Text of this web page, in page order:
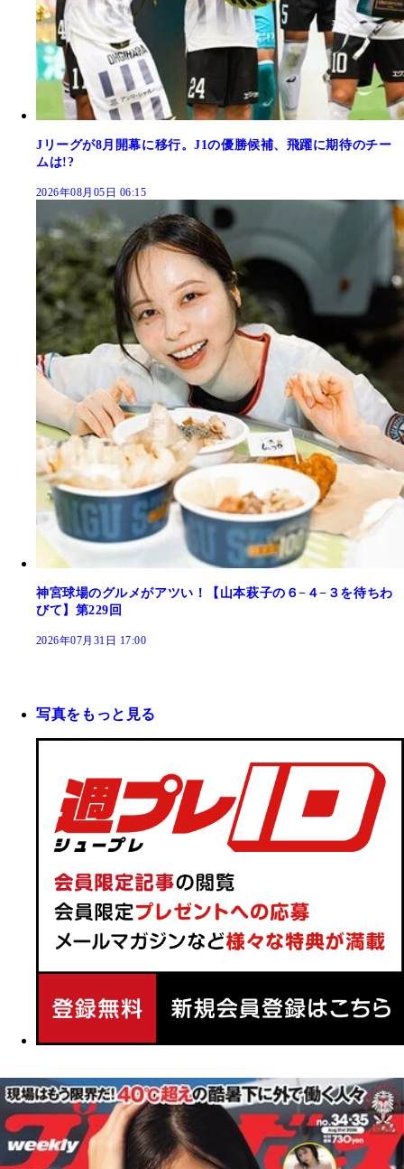
Jリーグが8月開幕に移行。J1の優勝候補、飛躍に期待のチー
ムは!?
2026年08月05日 06:15
神宮球場のグルメがアツい！【山本萩子の６−４−３を待ちわ
びて】第229回
2026年07月31日 17:00
写真をもっと見る